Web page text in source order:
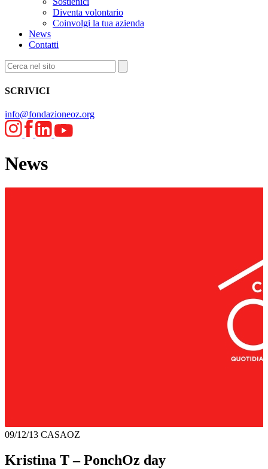
Diventa volontario
Coinvolgi la tua azienda
News
Contatti
SCRIVICI
info@fondazioneoz.org
News
09/12/13 CASAOZ
Kristina T – PonchOz day